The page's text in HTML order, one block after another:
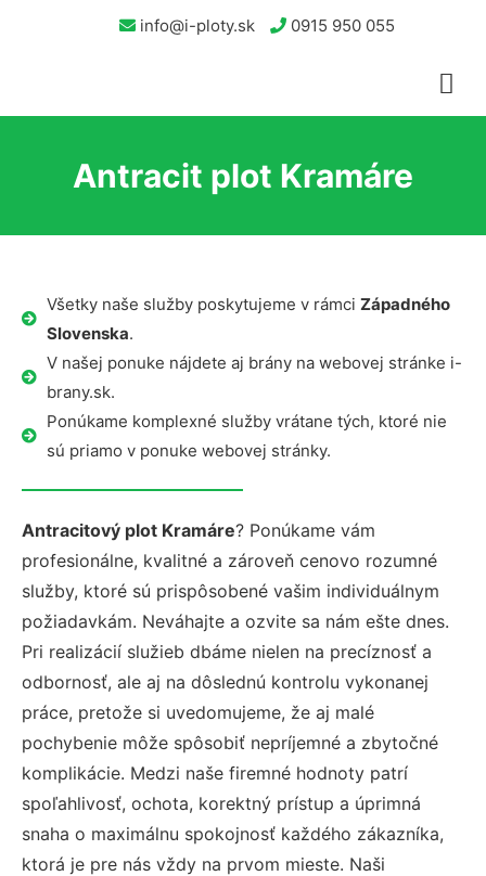
info@i-ploty.sk 0915 950 055
Antracit plot Kramáre
Všetky naše služby poskytujeme v rámci Západného
Slovenska.
V našej ponuke nájdete aj brány na webovej stránke i-
brany.sk.
Ponúkame komplexné služby vrátane tých, ktoré nie
sú priamo v ponuke webovej stránky.
Antracitový plot Kramáre? Ponúkame vám
profesionálne, kvalitné a zároveň cenovo rozumné
služby, ktoré sú prispôsobené vašim individuálnym
požiadavkám. Neváhajte a ozvite sa nám ešte dnes.
Pri realizácií služieb dbáme nielen na precíznosť a
odbornosť, ale aj na dôslednú kontrolu vykonanej
práce, pretože si uvedomujeme, že aj malé
pochybenie môže spôsobiť nepríjemné a zbytočné
komplikácie. Medzi naše firemné hodnoty patrí
spoľahlivosť, ochota, korektný prístup a úprimná
snaha o maximálnu spokojnosť každého zákazníka,
ktorá je pre nás vždy na prvom mieste. Naši